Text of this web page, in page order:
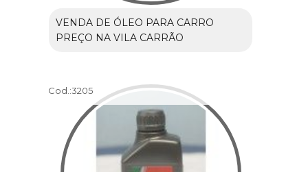
VENDA DE ÓLEO PARA CARRO
PREÇO NA VILA CARRÃO
Cod.:3205